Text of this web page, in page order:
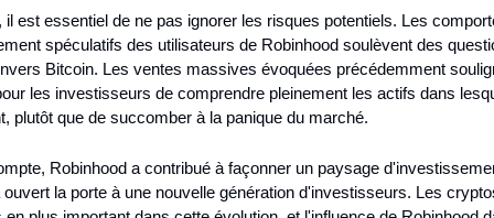
il est essentiel de ne pas ignorer les risques potentiels. Les
spéculatifs des utilisateurs de Robinhood soulèvent des
Bitcoin. Les ventes massives évoquées précédemment
les investisseurs de comprendre pleinement les actifs dans
plutôt que de succomber à la panique du marché.
Robinhood a contribué à façonner un paysage
la porte à une nouvelle génération d'investisseurs. Les